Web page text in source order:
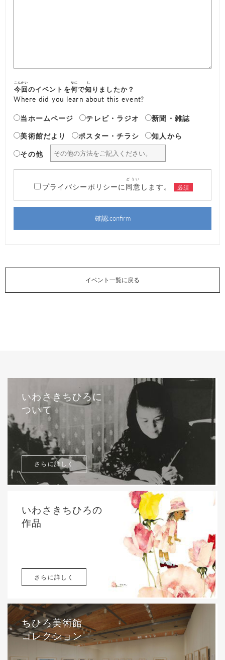
今回
こんかい
のイベントを何
なに
で知
し
りましたか？
Where did you learn about this event?
当ホームページ テレビ・ラジオ
新聞・雑誌
美術館だより
ポスター・チラシ
知人から
その他
プライバシーポリシーに 同意
どうい
します。
イベント一覧に戻る
いわさきちひろに
ついて
さらに詳しく
いわさきちひろの
作品
さらに詳しく
ちひろ美術館
コレクション